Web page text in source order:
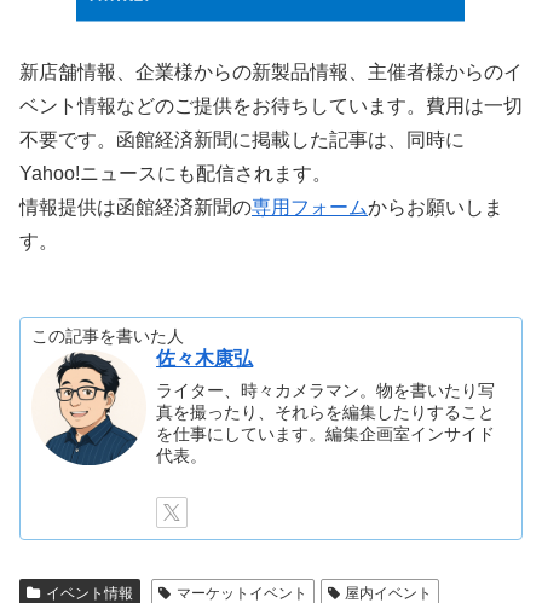
新店舗情報、企業様からの新製品情報、主催者様からのイ
ベント情報などのご提供をお待ちしています。費用は一切
不要です。函館経済新聞に掲載した記事は、同時に
Yahoo!ニュースにも配信されます。
情報提供は函館経済新聞の専用フォームからお願いしま
す。
この記事を書いた人
佐々木康弘
ライター、時々カメラマン。物を書いたり写
真を撮ったり、それらを編集したりすること
を仕事にしています。編集企画室インサイド
代表。
イベント情報 マーケットイベント
屋内イベント